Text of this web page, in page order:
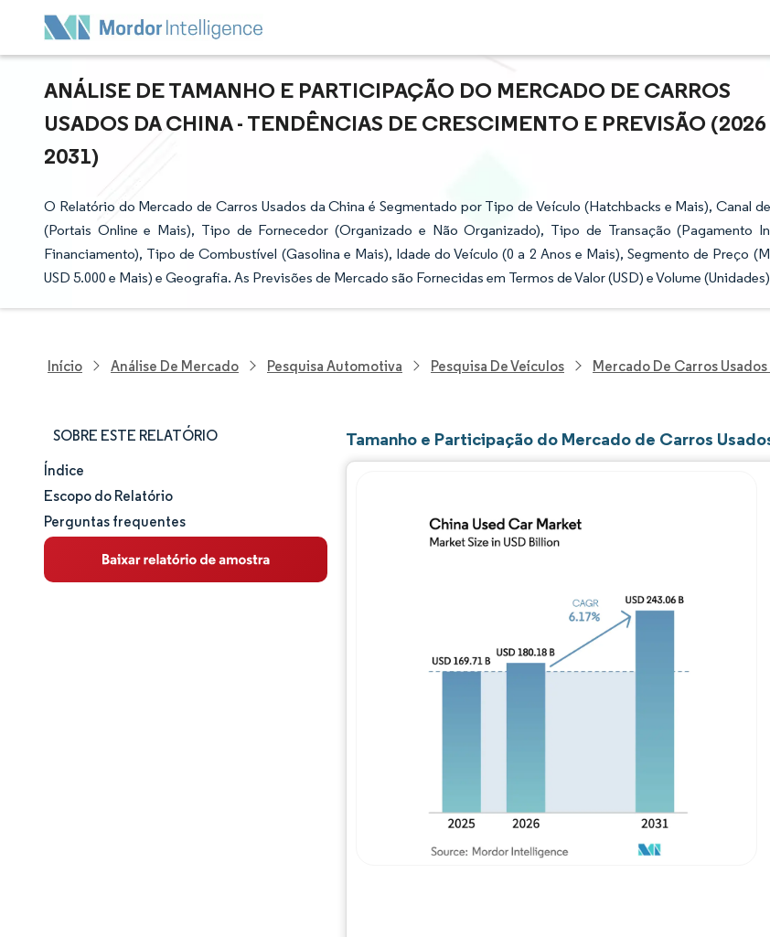
ANÁLISE DE TAMANHO E PARTICIPAÇÃO DO MERCADO DE CARROS
USADOS DA CHINA - TENDÊNCIAS DE CRESCIMENTO E PREVISÃO (2026
2031)
O Relatório do Mercado de Carros Usados da China é Segmentado por Tipo de Veículo (Hatchbacks e Mais), Canal
(Portais Online e Mais), Tipo de Fornecedor (Organizado e Não Organizado), Tipo de Transação (Pagamento
Financiamento), Tipo de Combustível (Gasolina e Mais), Idade do Veículo (0 a 2 Anos e Mais), Segmento de Preço
USD 5.000 e Mais) e Geografia. As Previsões de Mercado são Fornecidas em Termos de Valor (USD) e Volume
Início Análise De Mercado Pesquisa Automotiva Pesquisa De Veículos Mercado De Carros Usados
SOBRE ESTE RELATÓRIO
Tamanho e participação de mercado
Análise de mercado
Tendências e insights
Índice
Escopo do Relatório
Perguntas frequentes
Tamanho e Participação do Mercado de Carros
Imagem © Mordor Intelligence. O reuso